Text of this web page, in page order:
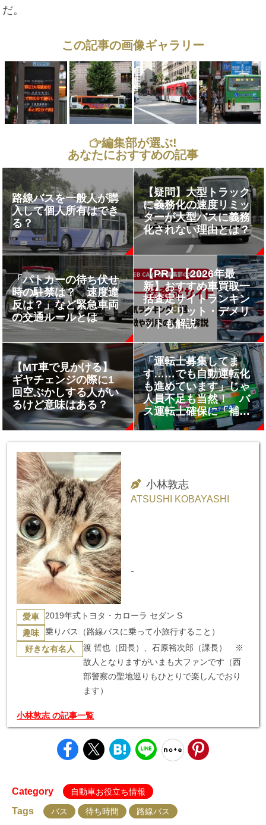
だ。
この記事の画像ギャラリー
編集部が選ぶ!
あなたにおすすめの記事
路線バスを一般人が購
入して個人所有はでき
る？
【疑問】大型トラック
に義務化の速度リミッ
ターが大型バスに義務
化されない理由とは？
「パトカーの待ち伏せ
時の駐禁は？ 速度違
反は？」など緊急車両
の交通ルールとは
【PR】【2026年最
新】おすすめ車買取一
括査定サイトランキン
グ｜メリット・デメリ
ットも解説
【MT車で見かける】
ギヤチェンジの際に1
回空ぶかしする人がい
るけど意味はある？
「運転士募集してま
す……でも自動運転化
も進めています」じゃ
人員不足も当然！ バ
ス運転士確保に「補助
金」という施策をとる
小林敦志
ATSUSHI KOBAYASHI
-
愛車 2019年式トヨタ・カローラ セダン S
趣味 乗りバス（路線バスに乗って小旅行すること）
好きな有名人
渡 哲也（団長）、石原裕次郎（課長） ※
故人となりますがいまも大ファンです（西
部警察の聖地巡りもひとりで楽しんでおり
ます）
小林敦志 の記事一覧
Category 自動車お役立ち情報
Tags バス 待ち時間 路線バス